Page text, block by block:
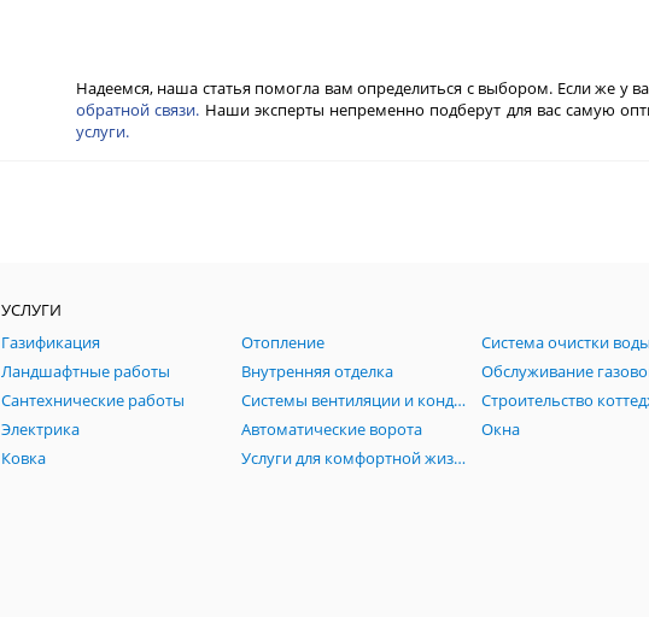
Надеемся, наша статья помогла вам определиться с выбором. Если же у
обратной связи. Наши эксперты непременно подберут для вас самую
услуги.
УСЛУГИ
Газификация
Отопление
Система очистки воды
Ландшафтные работы
Внутренняя отделка
Сантехнические работы
Системы вентиляции и кондиционирования
Строительство
Электрика
Автоматические ворота
Окна
Ковка
Услуги для комфортной жизни